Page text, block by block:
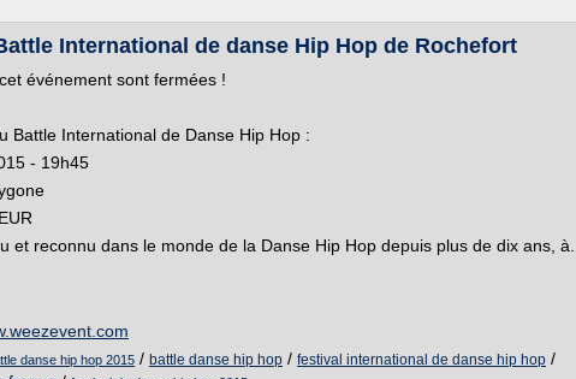
International de danse Hip Hop de Rochefort
événement sont fermées !
Battle International de Danse Hip Hop :
- 19h45
et reconnu dans le monde de la Danse Hip Hop depuis plus de dix ans, à...
danse hip hop 2015 / battle danse hip hop / festival international de danse hip hop /